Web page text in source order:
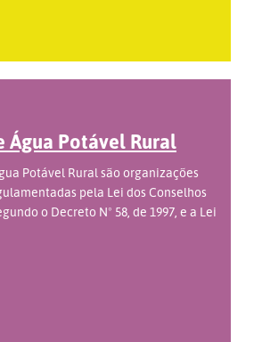
Água Potável Rural
Potável Rural são organizações
pela Lei dos Conselhos
o Decreto Nº 58, de 1997, e a Lei